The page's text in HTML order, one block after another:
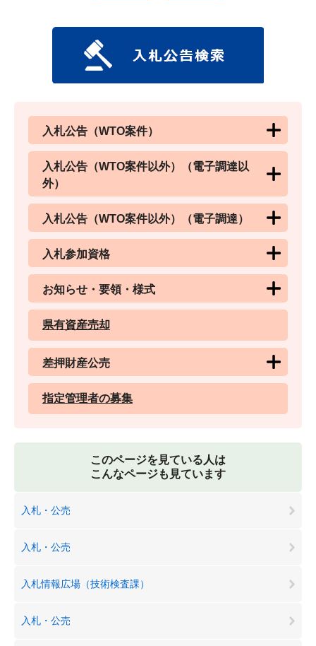
入札公告（WTO案件）
入札公告（WTO案件以外）（電子調達以
外）
入札公告（WTO案件以外）（電子調達）
入札参加資格
お知らせ・要領・様式
県有資産売却
差押財産公売
指定管理者の募集
このページを見ている人は
こんなページも見ています
入札・公売
入札・公売
入札情報広場（技術検査課）
入札・公売